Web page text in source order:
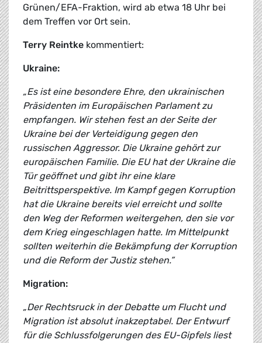
Grünen/EFA-Fraktion, wird ab etwa 18 Uhr bei
dem Treffen vor Ort sein.
Terry Reintke kommentiert:
Ukraine:
„Es ist eine besondere Ehre, den ukrainischen
Präsidenten im Europäischen Parlament zu
empfangen. Wir stehen fest an der Seite der
Ukraine bei der Verteidigung gegen den
russischen Aggressor. Die Ukraine gehört zur
europäischen Familie. Die EU hat der Ukraine die
Tür geöffnet und gibt ihr eine klare
Beitrittsperspektive. Im Kampf gegen Korruption
hat die Ukraine bereits viel erreicht und sollte
den Weg der Reformen weitergehen, den sie vor
dem Krieg eingeschlagen hatte. Im Mittelpunkt
sollten weiterhin die Bekämpfung der Korruption
und die Reform der Justiz stehen.”
Migration:
„Der Rechtsruck in der Debatte um Flucht und
Migration ist absolut inakzeptabel. Der Entwurf
für die Schlussfolgerungen des EU-Gipfels liest